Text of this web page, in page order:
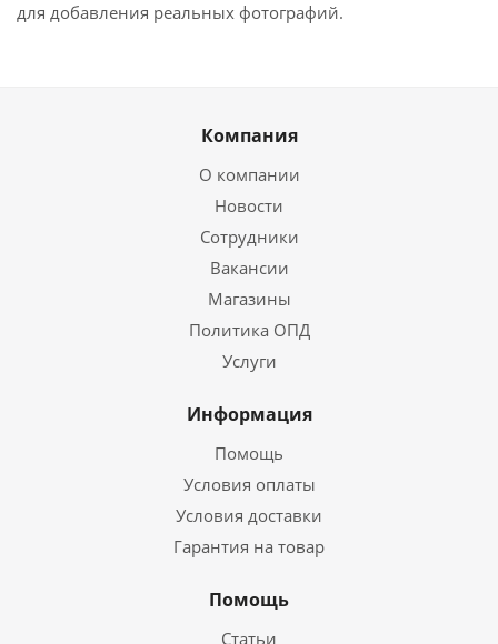
для добавления реальных фотографий.
Компания
О компании
Новости
Сотрудники
Вакансии
Магазины
Политика ОПД
Услуги
Информация
Помощь
Условия оплаты
Условия доставки
Гарантия на товар
Помощь
Статьи